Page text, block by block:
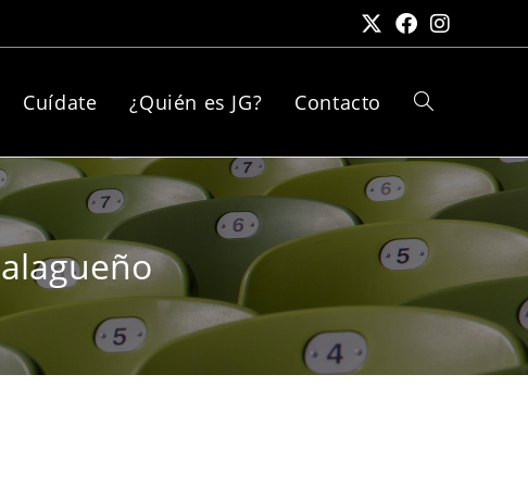
Cuídate ¿Quién es JG? Contacto